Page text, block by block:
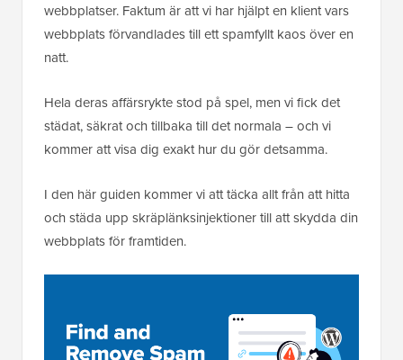
webbplatser. Faktum är att vi har hjälpt en klient vars
webbplats förvandlades till ett spamfyllt kaos över en
natt.
Hela deras affärsrykte stod på spel, men vi fick det
städat, säkrat och tillbaka till det normala – och vi
kommer att visa dig exakt hur du gör detsamma.
I den här guiden kommer vi att täcka allt från att hitta
och städa upp skräplänksinjektioner till att skydda din
webbplats för framtiden.